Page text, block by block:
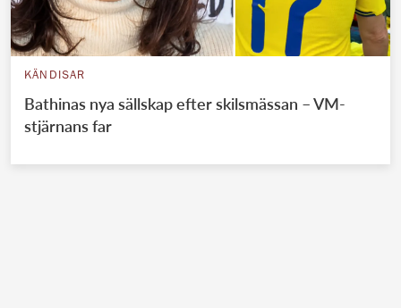
KÄNDISAR
Bathinas nya sällskap efter skilsmässan – VM-
stjärnans far